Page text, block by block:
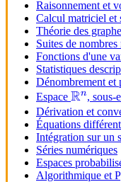
Raisonnement et
Calcul matriciel et
Théorie des
Suites de nombres
Fonctions d'une
Statistiques
Dénombrement et
Espace Rn, sous-
Dérivation et
Équations
Intégration sur un
Séries numériques
Espaces
Algorithmique et